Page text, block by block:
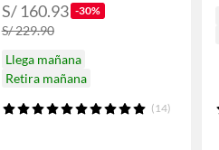
S/ 160.93 -30%
S/ 229.90
Llega mañana
Retira mañana
(14)